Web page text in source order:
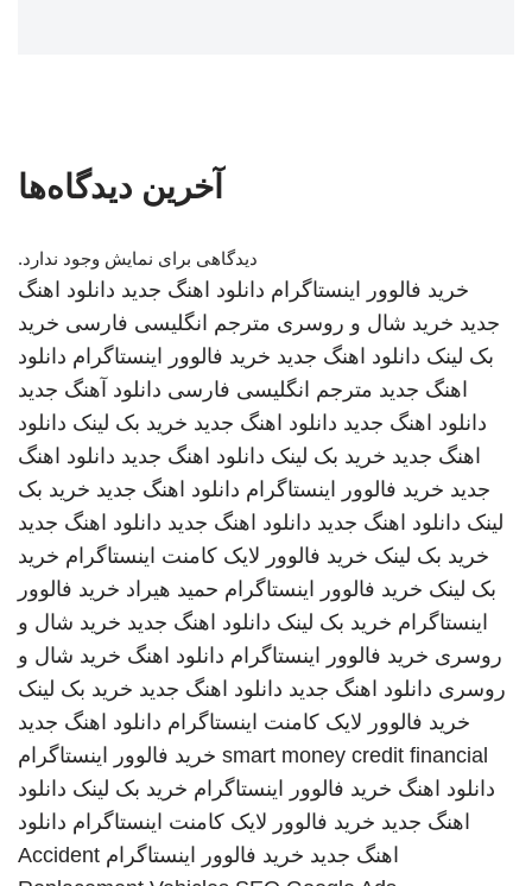
آخرین دیدگاه‌ها
دیدگاهی برای نمایش وجود ندارد.
خرید فالوور اینستاگرام دانلود اهنگ جدید دانلود اهنگ
جدید خرید شال و روسری مترجم انگلیسی فارسی خرید
بک لینک دانلود اهنگ جدید خرید فالوور اینستاگرام دانلود
اهنگ جدید مترجم انگلیسی فارسی دانلود آهنگ جدید
دانلود اهنگ جدید دانلود اهنگ جدید خرید بک لینک دانلود
اهنگ جدید خرید بک لینک دانلود اهنگ جدید دانلود اهنگ
جدید خرید فالوور اینستاگرام دانلود اهنگ جدید خرید بک
لینک دانلود اهنگ جدید دانلود اهنگ جدید دانلود اهنگ جدید
خرید بک لینک خرید فالوور لایک کامنت اینستاگرام خرید
بک لینک خرید فالوور اینستاگرام حمید هیراد خرید فالوور
اینستاگرام خرید بک لینک دانلود اهنگ جدید خرید شال و
روسری خرید فالوور اینستاگرام دانلود اهنگ خرید شال و
روسری دانلود اهنگ جدید دانلود اهنگ جدید خرید بک لینک
خرید فالوور لایک کامنت اینستاگرام دانلود اهنگ جدید
smart money credit financial خرید فالوور اینستاگرام
دانلود اهنگ خرید فالوور اینستاگرام خرید بک لینک دانلود
اهنگ جدید خرید فالوور لایک کامنت اینستاگرام دانلود
اهنگ جدید خرید فالوور اینستاگرام Accident